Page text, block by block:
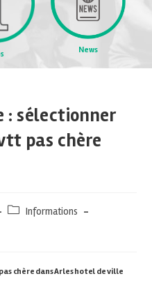
News
: sélectionner
pas chère
Informations
chère dans Arles hotel de ville